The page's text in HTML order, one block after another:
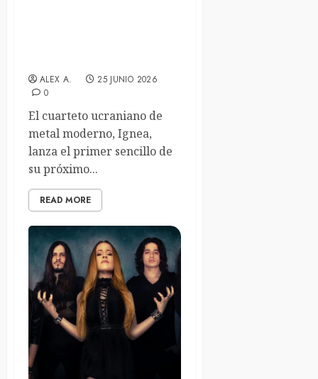
ALEX A.
25 JUNIO 2026
0
El cuarteto ucraniano de
metal moderno, Ignea,
lanza el primer sencillo de
su próximo...
READ MORE